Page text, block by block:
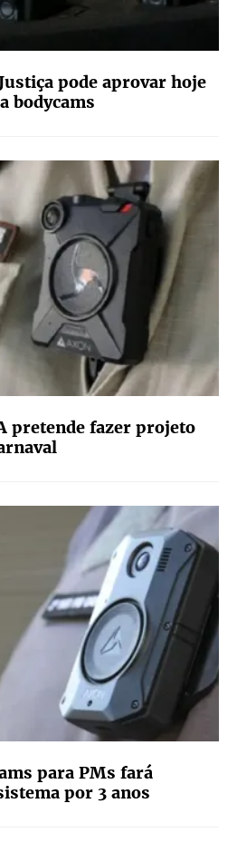
pode aprovar hoje
bodycams
pretende fazer projeto
para PMs fará
por 3 anos